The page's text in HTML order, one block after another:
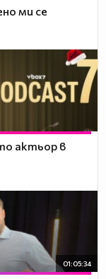
ми се
актьор в
01:05:34